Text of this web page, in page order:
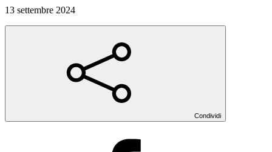
13 settembre 2024
Condividi